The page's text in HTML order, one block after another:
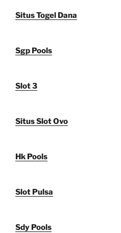
Situs Togel Dana
Sgp Pools
Slot 3
Situs Slot Ovo
Hk Pools
Slot Pulsa
Sdy Pools